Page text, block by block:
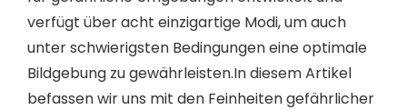
verfügt über acht einzigartige Modi, um auch
unter schwierigsten Bedingungen eine optimale
Bildgebung zu gewährleisten.In diesem Artikel
befassen wir uns mit den Feinheiten gefährlicher